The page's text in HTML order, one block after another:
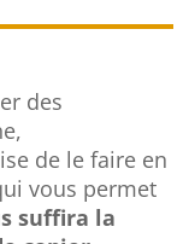
des
de le faire en
vous permet
suffira la